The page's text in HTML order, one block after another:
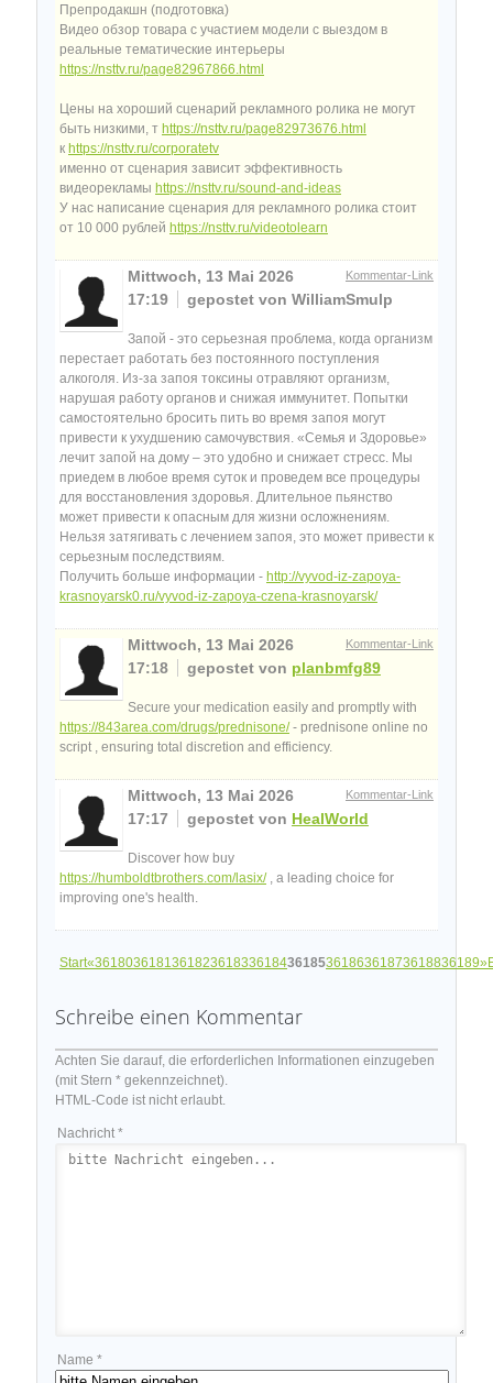
Препродакшн (подготовка)
Видео обзор товара с участием модели с выездом в
реальные тематические интерьеры
https://nsttv.ru/page82967866.html
Цены на хороший сценарий рекламного ролика не могут
быть низкими, т https://nsttv.ru/page82973676.html
к https://nsttv.ru/corporatetv
именно от сценария зависит эффективность
видеорекламы https://nsttv.ru/sound-and-ideas
У нас написание сценария для рекламного ролика стоит
от 10 000 рублей https://nsttv.ru/videotolearn
Kommentar-Link
Mittwoch, 13 Mai 2026
17:19
gepostet von WilliamSmulp
Запой - это серьезная проблема, когда организм
перестает работать без постоянного поступления
алкоголя. Из-за запоя токсины отравляют организм,
нарушая работу органов и снижая иммунитет. Попытки
самостоятельно бросить пить во время запоя могут
привести к ухудшению самочувствия. «Семья и Здоровье»
лечит запой на дому – это удобно и снижает стресс. Мы
приедем в любое время суток и проведем все процедуры
для восстановления здоровья. Длительное пьянство
может привести к опасным для жизни осложнениям.
Нельзя затягивать с лечением запоя, это может привести к
серьезным последствиям.
Получить больше информации - http://vyvod-iz-zapoya-
krasnoyarsk0.ru/vyvod-iz-zapoya-czena-krasnoyarsk/
Kommentar-Link
Mittwoch, 13 Mai 2026
17:18
gepostet von planbmfg89
Secure your medication easily and promptly with
https://843area.com/drugs/prednisone/- prednisone online no
script , ensuring total discretion and efficiency.
Kommentar-Link
Mittwoch, 13 Mai 2026
17:17
gepostet von HealWorld
Discover how buy
https://humboldtbrothers.com/lasix/, a leading choice for
improving one's health.
Start«36180361813618236183361843618536186361873618836189»
Schreibe einen Kommentar
Achten Sie darauf, die erforderlichen Informationen einzugeben
(mit Stern * gekennzeichnet).
HTML-Code ist nicht erlaubt.
Nachricht *
Name *